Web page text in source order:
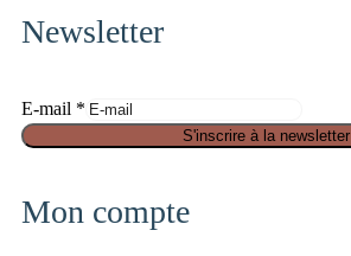
Newsletter
E-mail *
S
u
S'inscrire à la newsletter
Mon compte